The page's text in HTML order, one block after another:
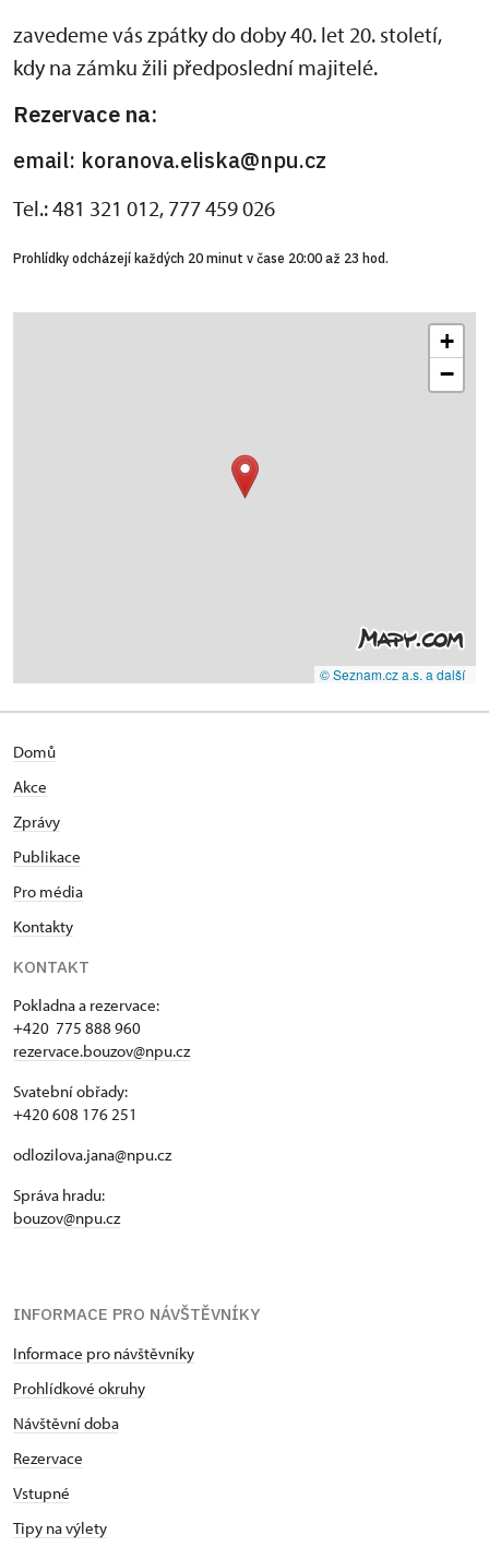
zavedeme vás zpátky do doby 40. let 20. století,
kdy na zámku žili předposlední majitelé.
Rezervace na:
email: koranova.eliska@npu.cz
Tel.: 481 321 012, 777 459 026
Prohlídky odcházejí každých 20 minut v čase 20:00 až 23 hod.
+
−
© Seznam.cz a.s. a další
Domů
Akce
Zprávy
Publikace
Pro média
Kontakty
KONTAKT
Pokladna a rezervace:
+420 775 888 960
rezervace.bouzov@npu.cz
Svatební obřady:
+420 608 176 251
odlozilova.jana@npu.cz
Správa hradu:
bouzov@npu.cz
INFORMACE PRO NÁVŠTĚVNÍKY
Informace pro návštěvníky
Prohlídkové okruhy
Návštěvní doba
Rezervace
Vstupné
Tipy na výlety